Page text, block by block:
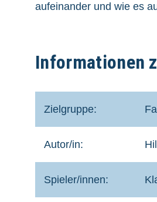
aufeinander und wie es
Informationen
Zielgruppe:
Autor/in:
Spieler/innen: